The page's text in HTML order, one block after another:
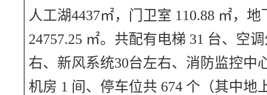
人工湖4437㎡，门卫室 110.88 ㎡，地
24757.25 ㎡。共配有电梯 31 台、空
右、新风系统30台左右、消防监控中
机房 1 间、停车位共 674 个（其中地